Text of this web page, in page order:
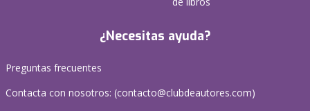
¿Necesitas ayuda?
Preguntas frecuentes
Contacta con nosotros: (contacto@clubdeautores.com)